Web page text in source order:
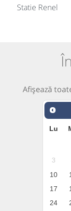
Statie Renel
Afișează
Lu
3
10
17
24